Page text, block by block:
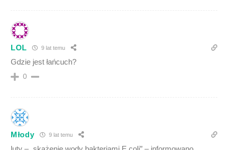
LOL 9 lat temu
Gdzie jest łańcuch?
0
Młody 9 lat temu